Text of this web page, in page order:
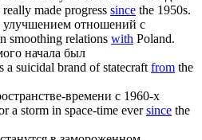
made progress since the 1950s.
улучшением отношений с
smoothing relations with Poland.
начала был
a suicidal brand of statecraftfrom the
времени с 1960-х
a storm in space-time eversince the